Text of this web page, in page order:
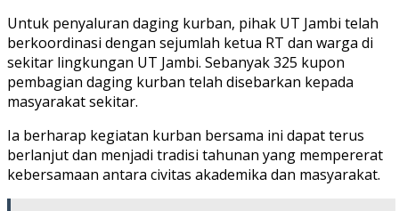
Untuk penyaluran daging kurban, pihak UT Jambi telah
berkoordinasi dengan sejumlah ketua RT dan warga di
sekitar lingkungan UT Jambi. Sebanyak 325 kupon
pembagian daging kurban telah disebarkan kepada
masyarakat sekitar.
Ia berharap kegiatan kurban bersama ini dapat terus
berlanjut dan menjadi tradisi tahunan yang mempererat
kebersamaan antara civitas akademika dan masyarakat.